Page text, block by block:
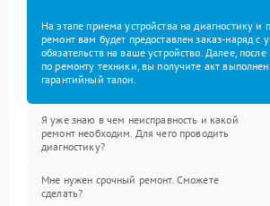
На этапе приема устройства на диагностику и
ремонт вам будет предоставлен заказ-наряд с
обязательств на ваше устройство. Далее,
по ремонту техники, вы получите акт
гарантийный талон.
Я уже знаю в чем неисправность и какой
ремонт необходим. Для чего проводить
диагностику?
Мне нужен срочный ремонт. Сможете
сделать?